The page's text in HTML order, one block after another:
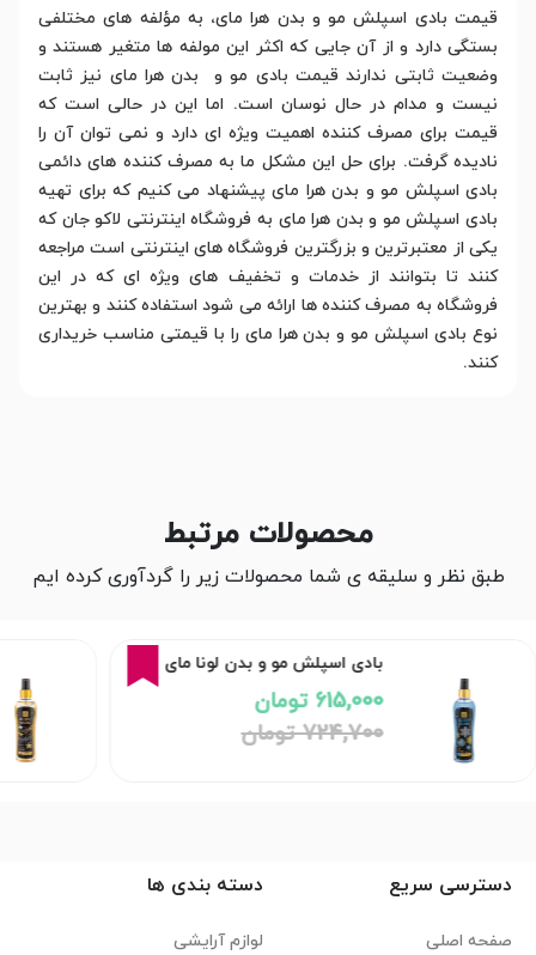
قیمت بادی اسپلش مو و بدن هرا مای، به مؤلفه های مختلفی
بستگی دارد و از آن جایی که اکثر این مولفه ها متغیر هستند و
وضعیت ثابتی ندارند قیمت بادی مو و بدن هرا مای نیز ثابت
نیست و مدام در حال نوسان است. اما این در حالی است که
قیمت برای مصرف کننده اهمیت ویژه ای دارد و نمی توان آن را
نادیده گرفت. برای حل این مشکل ما به مصرف کننده های دائمی
بادی اسپلش مو و بدن هرا مای پیشنهاد می کنیم که برای تهیه
بادی اسپلش مو و بدن هرا مای به فروشگاه اینترنتی لاکو جان که
یکی از معتبرترین و بزرگترین فروشگاه های اینترنتی است مراجعه‌
کنند تا بتوانند از خدمات و تخفیف های ویژه ای که در این
فروشگاه به مصرف کننده ها ارائه می شود استفاده کنند و بهترین
نوع بادی اسپلش مو و بدن هرا مای را با قیمتی مناسب خریداری
کنند.
محصولات مرتبط
طبق نظر و سلیقه ی شما محصولات زیر را گردآوری کرده ایم
بادی اسپلش مو و بدن لونا مای
615,000 تومان
724,700 تومان
دسترسی سریع
صفحه اصلی
دسته بندی ها
لوازم آرایشی